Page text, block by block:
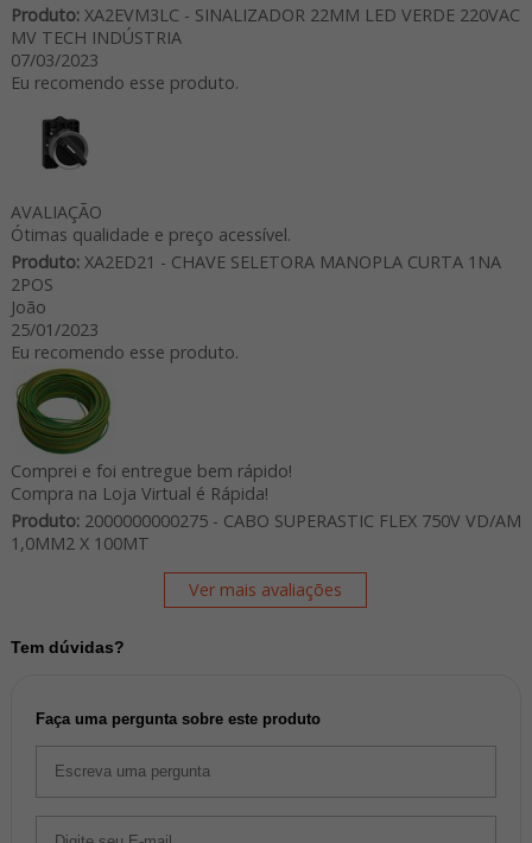
Produto:XA2EVM3LC - SINALIZADOR 22MM LED VERDE 220VAC
MV TECH INDÚSTRIA
07/03/2023
Eu recomendo esse produto.
AVALIAÇÃO
Ótimas qualidade e preço acessível.
Produto:XA2ED21 - CHAVE SELETORA MANOPLA CURTA 1NA
2POS
João
25/01/2023
Eu recomendo esse produto.
Comprei e foi entregue bem rápido!
Compra na Loja Virtual é Rápida!
Produto:2000000000275 - CABO SUPERASTIC FLEX 750V VD/AM
1,0MM2 X 100MT
Ver mais avaliações
Tem dúvidas?
Faça uma pergunta sobre este produto